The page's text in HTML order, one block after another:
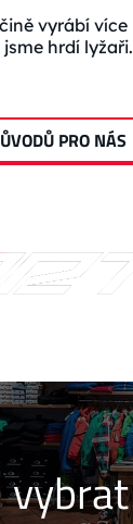
vyrábí více
jsme hrdí lyžaři.
PRO NÁS